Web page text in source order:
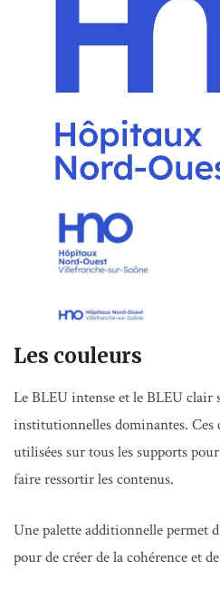
Les couleurs
Le BLEU intense et le BLEU clair
institutionnelles dominantes. Ces
utilisées sur tous les supports
faire ressortir les contenus.
Une palette additionnelle permet
pour de créer de la cohérence et